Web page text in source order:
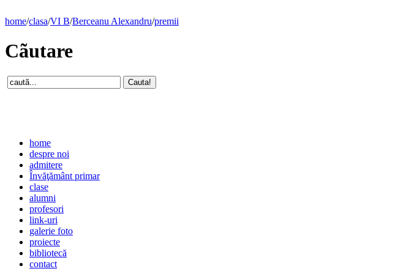
home/clasa/VI B/Berceanu Alexandru/premii
Cãutare
home
despre noi
admitere
Învăţământ primar
clase
alumni
profesori
link-uri
galerie foto
proiecte
bibliotecă
contact